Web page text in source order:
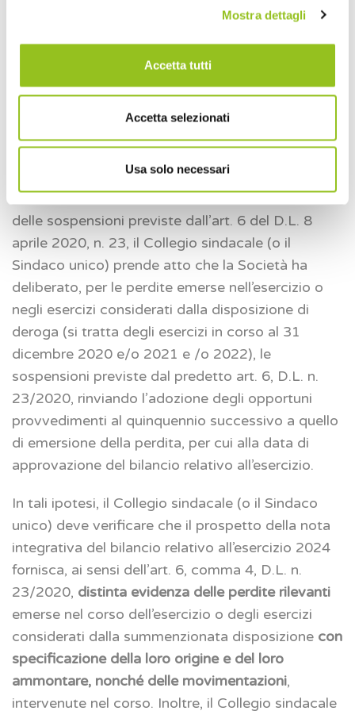
Mostra dettagli
Accetta tutti
Accetta selezionati
Usa solo necessari
la deroga abbia effetti rilevanti per la
comprensione del bilancio e se sia opportuno
inserire nella relazione unrichiamo di informativa
in conformità al principio di revisione ISA Italia
Sospensione delle perdite rilevanti
Nel caso in cui la Società abbia deliberato di fruire
delle sospensioni previste dall’art. 6 del D.L. 8
aprile 2020, n. 23, il Collegio sindacale (o il
Sindaco unico) prende atto che la Società ha
deliberato, per le perdite emerse nell’esercizio o
negli esercizi considerati dalla disposizione di
deroga (si tratta degli esercizi in corso al 31
dicembre 2020 e/o 2021 e /o 2022), le
sospensioni previste dal predetto art. 6, D.L. n.
23/2020, rinviando l’adozione degli opportuni
provvedimenti al quinquennio successivo a quello
di emersione della perdita, per cui alla data di
approvazione del bilancio relativo all’esercizio.
In tali ipotesi, il Collegio sindacale (o il Sindaco
unico) deve verificare che il prospetto della nota
integrativa del bilancio relativo all’esercizio 2024
fornisca, ai sensi dell’art. 6, comma 4, D.L. n.
23/2020, distinta evidenza delle perdite rilevanti
emerse nel corso dell’esercizio o degli esercizi
considerati dalla summenzionata disposizione con
specificazione della loro origine e del loro
ammontare, nonché delle movimentazioni,
intervenute nel corso. Inoltre, il Collegio sindacale